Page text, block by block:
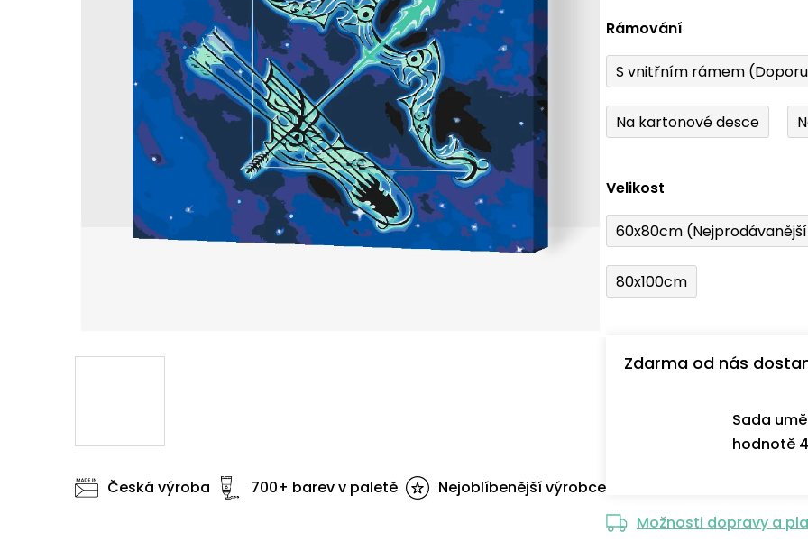
z
5
hvězdiček.
Rámování
S vnitřním rámem
Na kartonové desce
Velikost
60x80cm
80x100cm
Zdarma od nás
Sada
hodnotě
Možnosti dopravy a
Česká výroba 700+ barev v paletě Nejoblíbenější výrobce